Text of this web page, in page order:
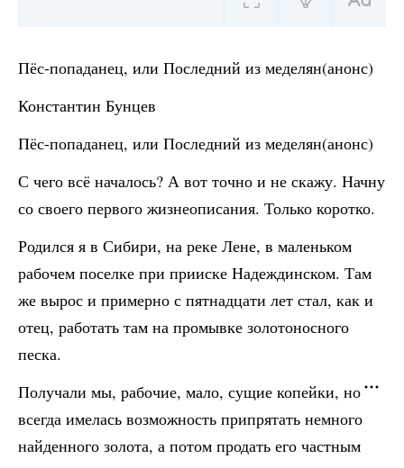
Пёс-попаданец, или Последний из меделян(анонс)
Константин Бунцев
Пёс-попаданец, или Последний из меделян(анонс)
С чего всё началось? А вот точно и не скажу. Начну
со своего первого жизнеописания. Только коротко.
Родился я в Сибири, на реке Лене, в маленьком
рабочем поселке при прииске Надеждинском. Там
же вырос и примерно с пятнадцати лет стал, как и
отец, работать там на промывке золотоносного
песка.
Получали мы, рабочие, мало, сущие копейки, но
всегда имелась возможность припрятать немного
найденного золота, а потом продать его частным